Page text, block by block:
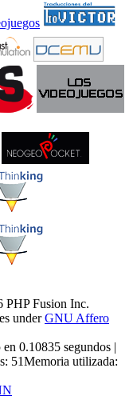
Fusion Inc.
underGNU Affero
0.10835 segundos |
51Memoria utilizada: